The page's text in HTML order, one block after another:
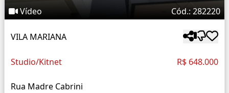
Vídeo Cód.: 282220
VILA MARIANA
Studio/Kitnet R$ 648.000
Rua Madre Cabrini